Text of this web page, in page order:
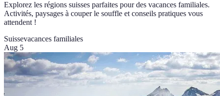
Explorez les régions suisses parfaites pour des vacances familiales.
Activités, paysages à couper le souffle et conseils pratiques vous
attendent !
Suissevacances familiales
Aug 5